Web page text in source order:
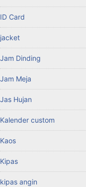
ID Card
jacket
Jam Dinding
Jam Meja
Jas Hujan
Kalender custom
Kaos
Kipas
kipas angin